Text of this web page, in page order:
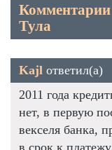
Тула
Kajl ответил(а)
2011 года
нет, в первую
векселя банка,
в срок к